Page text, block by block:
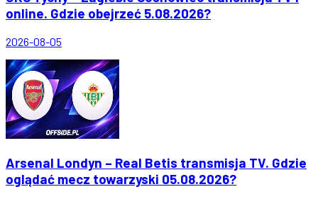
online. Gdzie obejrzeć 5.08.2026?
2026-08-05
Arsenal Londyn – Real Betis transmisja TV. Gdzie
oglądać mecz towarzyski 05.08.2026?